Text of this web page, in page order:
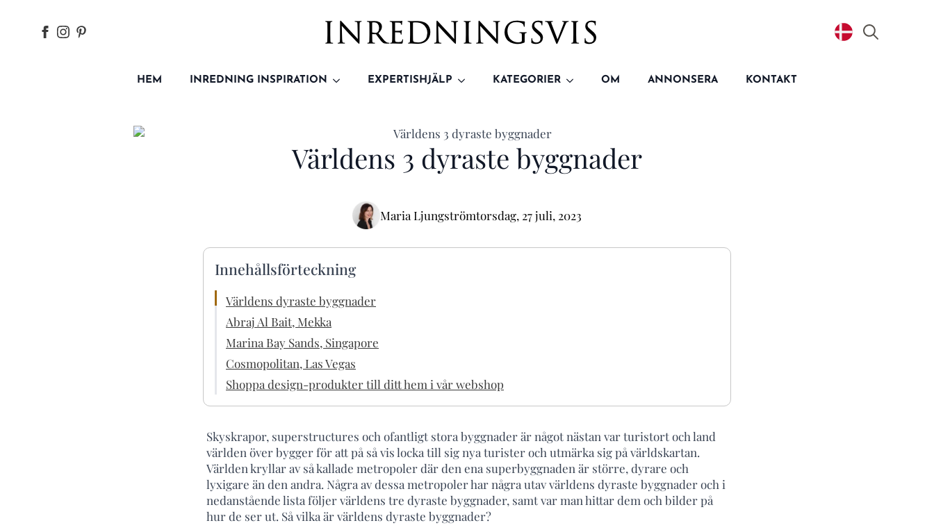
HEM INREDNING INSPIRATION EXPERTISHJÄLP KATEGORIER OM ANNONSERA KONTAKT
Världens 3 dyraste byggnader
Maria Ljungströmtorsdag, 27 juli, 2023
Innehållsförteckning
Världens dyraste byggnader
Abraj Al Bait, Mekka
Marina Bay Sands, Singapore
Cosmopolitan, Las Vegas
Shoppa design-produkter till ditt hem i vår webshop
Skyskrapor, superstructures och ofantligt stora byggnader är något nästan var turistort och land
världen över bygger för att på så vis locka till sig nya turister och utmärka sig på världskartan.
Världen kryllar av så kallade metropoler där den ena superbyggnaden är större, dyrare och
lyxigare än den andra. Några av dessa metropoler har några utav världens dyraste byggnader och i
nedanstående lista följer världens tre dyraste byggnader, samt var man hittar dem och bilder på
hur de ser ut. Så vilka är världens dyraste byggnader?